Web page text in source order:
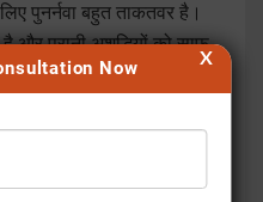
Now X
पुनर्नवा बहुत ताकतवर है।
और पुरानी अशुद्धियों को साफ
बार लौटने की प्रवृत्ति को